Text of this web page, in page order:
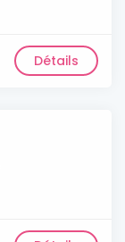
Détails